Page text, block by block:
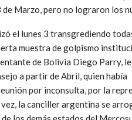
de Marzo, pero no lograron los
el lunes 3 transgrediendo
muestra de golpismo
de Bolivia Diego Parry,
a partir de Abril, quien había
por inconsulta, por la
vez, la canciller argentina se